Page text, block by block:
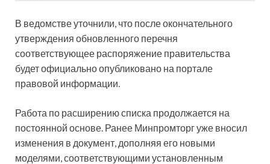
В ведомстве уточнили, что после окончательного
утверждения обновленного перечня
соответствующее распоряжение правительства
будет официально опубликовано на портале
правовой информации.
Работа по расширению списка продолжается на
постоянной основе. Ранее Минпромторг уже вносил
изменения в документ, дополняя его новыми
моделями, соответствующими установленным